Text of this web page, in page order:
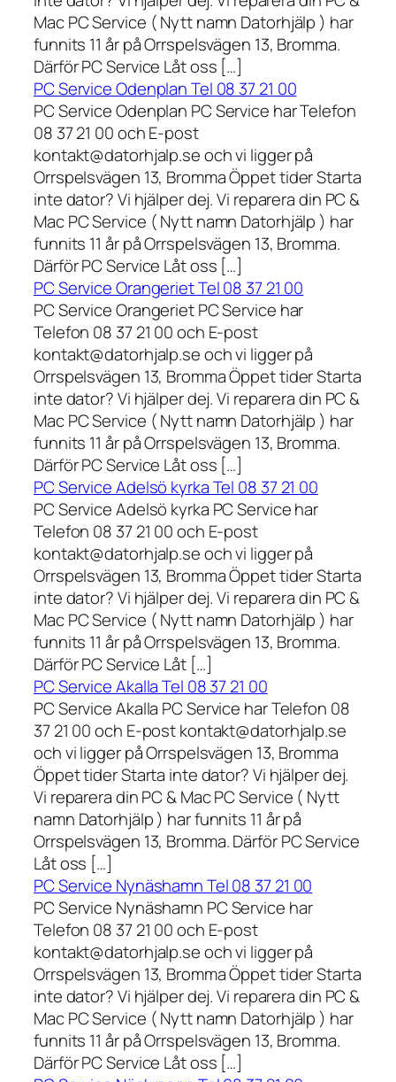
Mac PC Service ( Nytt namn Datorhjälp ) har
funnits 11 år på Orrspelsvägen 13, Bromma.
Därför PC Service Låt oss […]
PC Service Odenplan Tel 08 37 21 00
PC Service Odenplan PC Service har Telefon
08 37 21 00 och E-post
kontakt@datorhjalp.se och vi ligger på
Orrspelsvägen 13, Bromma Öppet tider Starta
inte dator? Vi hjälper dej. Vi reparera din PC &
Mac PC Service ( Nytt namn Datorhjälp ) har
funnits 11 år på Orrspelsvägen 13, Bromma.
Därför PC Service Låt oss […]
PC Service Orangeriet Tel 08 37 21 00
PC Service Orangeriet PC Service har
Telefon 08 37 21 00 och E-post
kontakt@datorhjalp.se och vi ligger på
Orrspelsvägen 13, Bromma Öppet tider Starta
inte dator? Vi hjälper dej. Vi reparera din PC &
Mac PC Service ( Nytt namn Datorhjälp ) har
funnits 11 år på Orrspelsvägen 13, Bromma.
Därför PC Service Låt oss […]
PC Service Adelsö kyrka Tel 08 37 21 00
PC Service Adelsö kyrka PC Service har
Telefon 08 37 21 00 och E-post
kontakt@datorhjalp.se och vi ligger på
Orrspelsvägen 13, Bromma Öppet tider Starta
inte dator? Vi hjälper dej. Vi reparera din PC &
Mac PC Service ( Nytt namn Datorhjälp ) har
funnits 11 år på Orrspelsvägen 13, Bromma.
Därför PC Service Låt […]
PC Service Akalla Tel 08 37 21 00
PC Service Akalla PC Service har Telefon 08
37 21 00 och E-post kontakt@datorhjalp.se
och vi ligger på Orrspelsvägen 13, Bromma
Öppet tider Starta inte dator? Vi hjälper dej.
Vi reparera din PC & Mac PC Service ( Nytt
namn Datorhjälp ) har funnits 11 år på
Orrspelsvägen 13, Bromma. Därför PC Service
Låt oss […]
PC Service Nynäshamn Tel 08 37 21 00
PC Service Nynäshamn PC Service har
Telefon 08 37 21 00 och E-post
kontakt@datorhjalp.se och vi ligger på
Orrspelsvägen 13, Bromma Öppet tider Starta
inte dator? Vi hjälper dej. Vi reparera din PC &
Mac PC Service ( Nytt namn Datorhjälp ) har
funnits 11 år på Orrspelsvägen 13, Bromma.
Därför PC Service Låt oss […]